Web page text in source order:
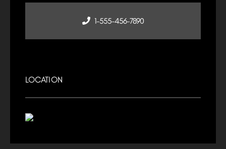
1-555-456-7890
LOCATION